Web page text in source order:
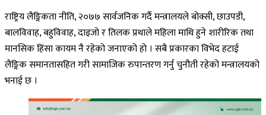
राष्ट्रिय लैङ्गिकता नीति, २०७७ सार्वजनिक गर्दै मन्त्रालयले बोक्सी, छाउपडी,
बालविवाह, बहुविवाह, दाइजो र तिलक प्रथाले महिला माथि हुने शारीरिक तथा
मानसिक हिंसा कायम नै रहेको जनाएको हो । सबै प्रकारका विभेद हटाई
लैङ्गिक समानतासहित गरी सामाजिक रुपान्तरण गर्नु चुनौती रहेको मन्त्रालयको
भनाई छ ।